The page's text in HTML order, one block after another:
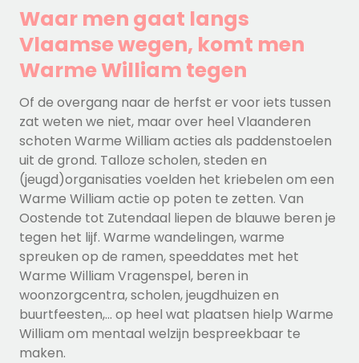
Waar men gaat langs
Vlaamse wegen, komt men
Warme William tegen
Of de overgang naar de herfst er voor iets tussen
zat weten we niet, maar over heel Vlaanderen
schoten Warme William acties als paddenstoelen
uit de grond. Talloze scholen, steden en
(jeugd)organisaties voelden het kriebelen om een
Warme William actie op poten te zetten. Van
Oostende tot Zutendaal liepen de blauwe beren je
tegen het lijf. Warme wandelingen, warme
spreuken op de ramen, speeddates met het
Warme William Vragenspel, beren in
woonzorgcentra, scholen, jeugdhuizen en
buurtfeesten,... op heel wat plaatsen hielp Warme
William om mentaal welzijn bespreekbaar te
maken.